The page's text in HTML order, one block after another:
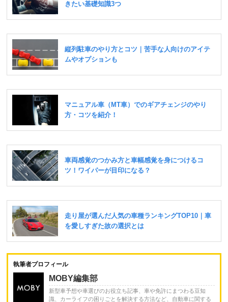
執筆者プロフィール
MOBY編集部
新型車予想や車選びのお役立ち記事、車や免許にまつわる豆知
識、カーライフの困りごとを解決する方法など、自動車に関する